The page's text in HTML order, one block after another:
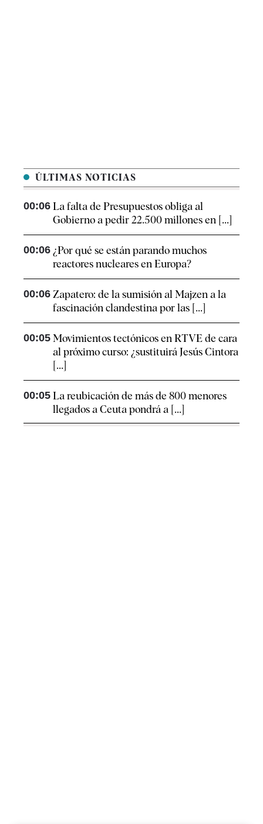
ÚLTIMAS NOTICIAS
00:06 La falta de Presupuestos obliga al
Gobierno a pedir 22.500 millones en [...]
00:06 ¿Por qué se están parando muchos
reactores nucleares en Europa?
00:06 Zapatero: de la sumisión al Majzen a la
fascinación clandestina por las [...]
00:05 Movimientos tectónicos en RTVE de cara
al próximo curso: ¿sustituirá Jesús Cintora
[...]
00:05 La reubicación de más de 800 menores
llegados a Ceuta pondrá a [...]